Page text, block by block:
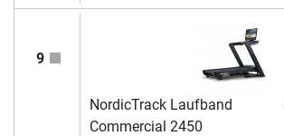
9
NordicTrack Laufband
Commercial 2450